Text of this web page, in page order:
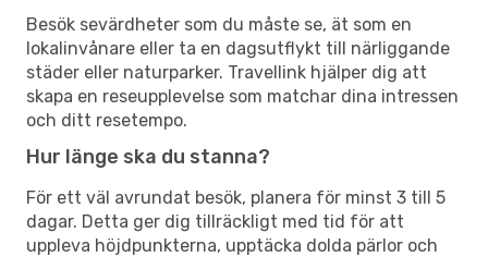
Besök sevärdheter som du måste se, ät som en
lokalinvånare eller ta en dagsutflykt till närliggande
städer eller naturparker. Travellink hjälper dig att
skapa en reseupplevelse som matchar dina intressen
och ditt resetempo.
Hur länge ska du stanna?
För ett väl avrundat besök, planera för minst 3 till 5
dagar. Detta ger dig tillräckligt med tid för att
uppleva höjdpunkterna, upptäcka dolda pärlor och